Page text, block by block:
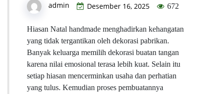
admin Desember 16, 2025 672
Hiasan Natal handmade menghadirkan kehangatan
yang tidak tergantikan oleh dekorasi pabrikan.
Banyak keluarga memilih dekorasi buatan tangan
karena nilai emosional terasa lebih kuat. Selain itu
setiap hiasan mencerminkan usaha dan perhatian
yang tulus. Kemudian proses pembuatannya